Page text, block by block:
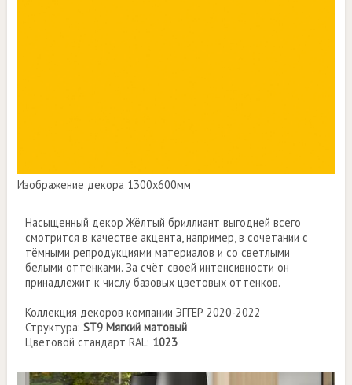
Изображение декора 1300х600мм
Насыщенный декор Жёлтый бриллиант выгодней всего
смотрится в качестве акцента, например, в сочетании с
тёмными репродукциями материалов и со светлыми
белыми оттенками. За счёт своей интенсивности он
принадлежит к числу базовых цветовых оттенков.
Коллекция декоров компании ЭГГЕР 2020-2022
Структура:ST9 Мягкий матовый
Цветовой стандарт RAL: 1023